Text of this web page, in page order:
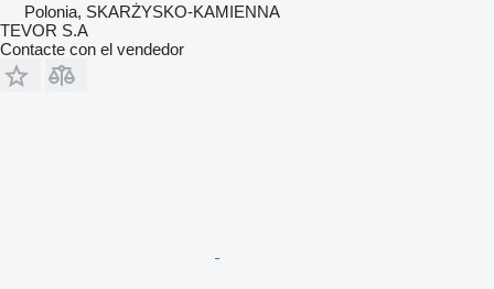
Polonia, SKARŻYSKO-KAMIENNA
TEVOR S.A
Contacte con el vendedor